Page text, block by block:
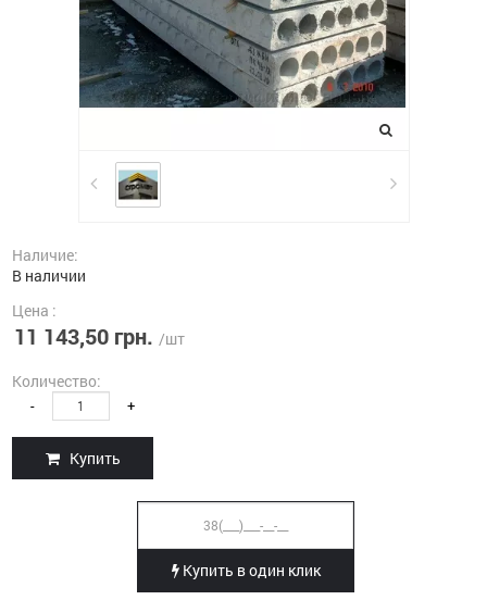
Наличие:
В наличии
Цена :
11 143,50 грн. /шт
Количество:
- +
Купить
Купить в один клик